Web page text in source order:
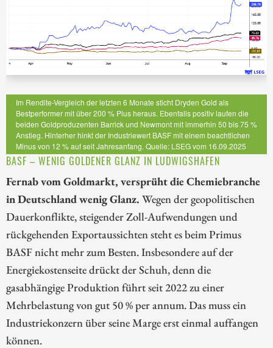
Im Rendite-Vergleich der letzten 6 Monate sticht Dryden Gold als
Bestperformer mit über 200 % Plus heraus. Ebenfalls positiv laufen die
beiden Goldproduzenten Barrick und Newmont mit immerhin 50 bis 75 %
Anstieg. Hinterher hinkt der Industriewert BASF mit einem beachtlichen
Minus von 12 % auf seit Jahresanfang. Quelle: LSEG vom 16.09.2025
BASF – WENIG GOLDENER GLANZ IN LUDWIGSHAFEN
Fernab vom Goldmarkt, versprüht die Chemiebranche
in Deutschland wenig Glanz. Wegen der geopolitischen
Dauerkonflikte, steigender Zoll-Aufwendungen und
rückgehenden Exportaussichten steht es beim Primus
BASF nicht mehr zum Besten. Insbesondere auf der
Energiekostenseite drückt der Schuh, denn die
gasabhängige Produktion führt seit 2022 zu einer
Mehrbelastung von gut 50 % per annum. Das muss ein
Industriekonzern über seine Marge erst einmal auffangen
können.